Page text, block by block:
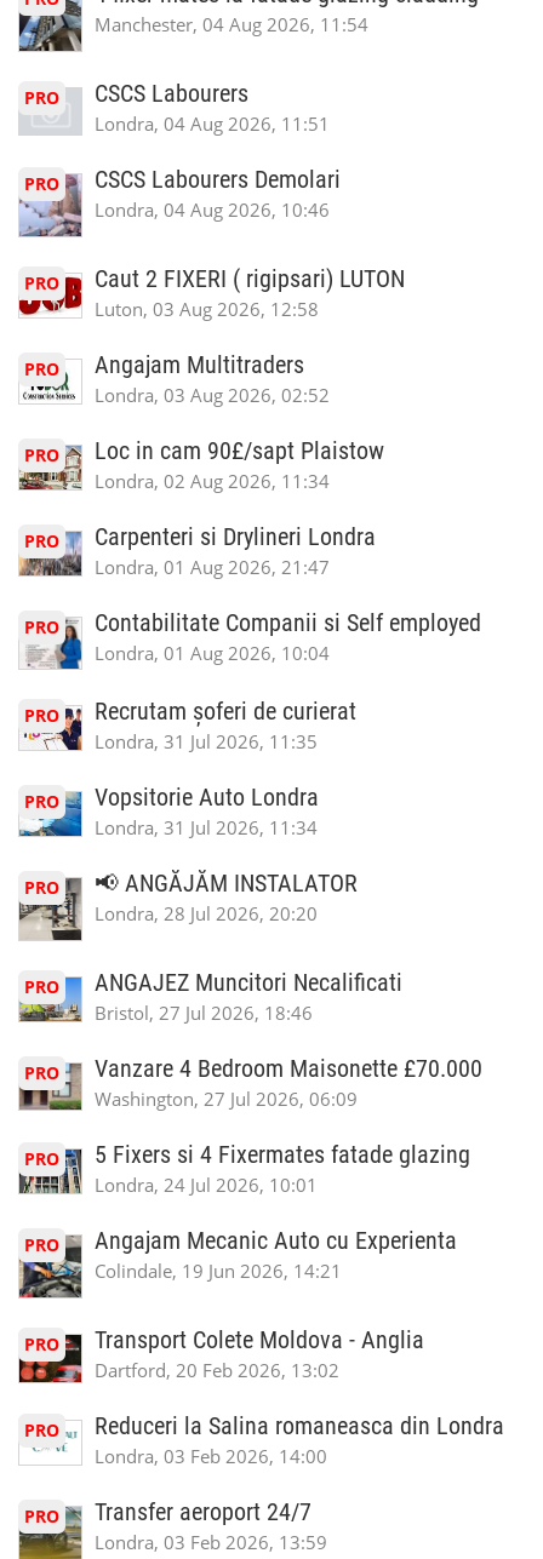
Manchester, 04 Aug 2026, 11:54
PRO CSCS Labourers
Londra, 04 Aug 2026, 11:51
PRO CSCS Labourers Demolari
Londra, 04 Aug 2026, 10:46
PRO Caut 2 FIXERI ( rigipsari) LUTON
Luton, 03 Aug 2026, 12:58
PRO Angajam Multitraders
Londra, 03 Aug 2026, 02:52
PRO Loc in cam 90£/sapt Plaistow
Londra, 02 Aug 2026, 11:34
PRO Carpenteri si Drylineri Londra
Londra, 01 Aug 2026, 21:47
PRO Contabilitate Companii si Self employed
Londra, 01 Aug 2026, 10:04
PRO Recrutam șoferi de curierat
Londra, 31 Jul 2026, 11:35
PRO Vopsitorie Auto Londra
Londra, 31 Jul 2026, 11:34
PRO 📢 ANGĂJĂM INSTALATOR
Londra, 28 Jul 2026, 20:20
PRO ANGAJEZ Muncitori Necalificati
Bristol, 27 Jul 2026, 18:46
PRO Vanzare 4 Bedroom Maisonette £70.000
Washington, 27 Jul 2026, 06:09
PRO 5 Fixers si 4 Fixermates fatade glazing
Londra, 24 Jul 2026, 10:01
PRO Angajam Mecanic Auto cu Experienta
Colindale, 19 Jun 2026, 14:21
PRO Transport Colete Moldova - Anglia
Dartford, 20 Feb 2026, 13:02
PRO Reduceri la Salina romaneasca din Londra
Londra, 03 Feb 2026, 14:00
PRO Transfer aeroport 24/7
Londra, 03 Feb 2026, 13:59